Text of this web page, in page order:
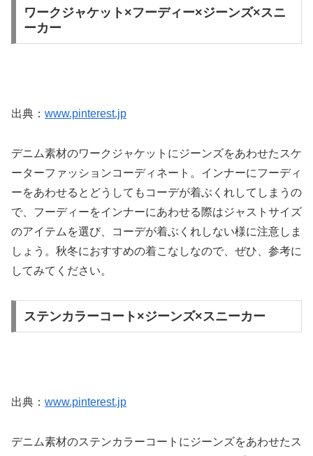
ワークジャケット×フーディー×ジーンズ×スニ
ーカー
出典： www.pinterest.jp
デニム素材のワークジャケットにジーンズをあわせたスケ
ーターファッションコーディネート。インナーにフーディ
ーをあわせるとどうしてもコーデが着ぶくれしてしまうの
で、フーディーをインナーにあわせる際はジャストサイズ
のアイテムを選び、コーデが着ぶくれしない様に注意しま
しょう。秋冬におすすめの着こなしなので、ぜひ、参考に
してみてください。
ステンカラーコート×ジーンズ×スニーカー
出典： www.pinterest.jp
デニム素材のステンカラーコートにジーンズをあわせたス